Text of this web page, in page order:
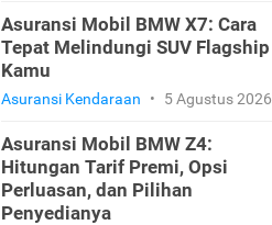
Asuransi Mobil BMW X7: Cara
Tepat Melindungi SUV Flagship
Kamu
Asuransi Kendaraan • 5 Agustus 2026
Asuransi Mobil BMW Z4:
Hitungan Tarif Premi, Opsi
Perluasan, dan Pilihan
Penyedianya